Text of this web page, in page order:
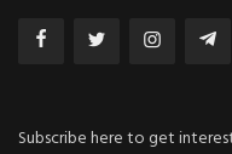
Subscribe here to get